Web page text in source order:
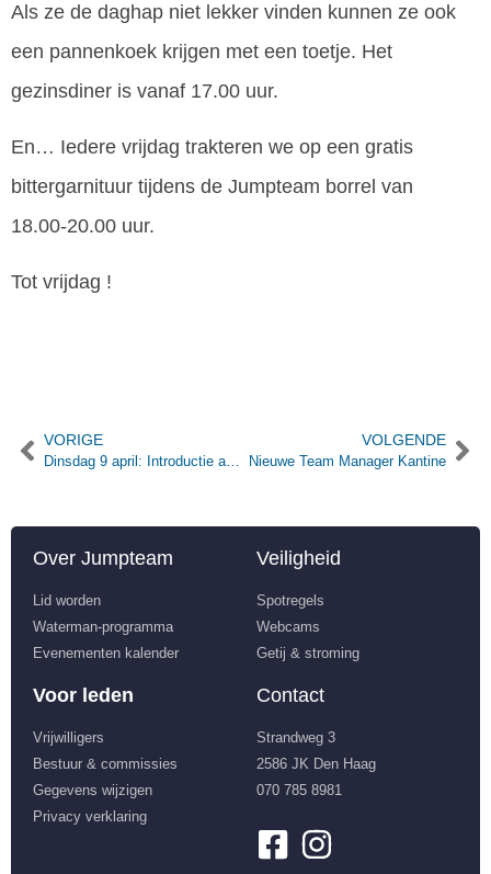
Als ze de daghap niet lekker vinden kunnen ze ook
een pannenkoek krijgen met een toetje. Het
gezinsdiner is vanaf 17.00 uur.
En… Iedere vrijdag trakteren we op een gratis
bittergarnituur tijdens de Jumpteam borrel van
18.00-20.00 uur.
Tot vrijdag !
VORIGE
Dinsdag 9 april: Introductie avond
VOLGENDE
Nieuwe Team Manager Kantine
Over Jumpteam
Lid worden
Waterman-programma
Evenementen kalender
Veiligheid
Spotregels
Webcams
Getij & stroming
Voor leden
Vrijwilligers
Bestuur & commissies
Gegevens wijzigen
Privacy verklaring
Contact
Strandweg 3
2586 JK Den Haag
070 785 8981